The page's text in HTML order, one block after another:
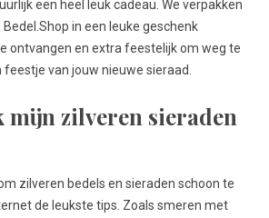
een heel leuk cadeau. We verpakken
in een leuke geschenk
ontvangen en extra feestelijk om weg te
van jouw nieuwe sieraad.
mijn zilveren sieraden
zilveren bedels en sieraden schoon te
de leukste tips. Zoals smeren met